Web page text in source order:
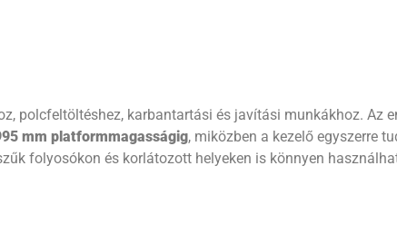
polcfeltöltéshez, karbantartási és javítási munkákhoz. Az
mm platformmagasságig, miközben a kezelő egyszerre
folyosókon és korlátozott helyeken is könnyen